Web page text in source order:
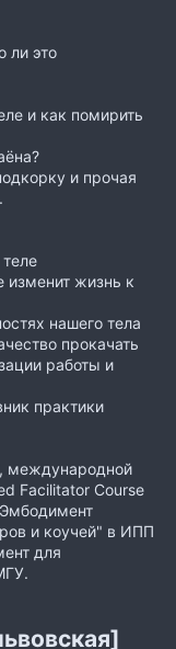
ли это
и как помирить
и прочая
изменит жизнь к
нашего тела
прокачать
работы и
практики
международной
Facilitator Course
и коучей" в ИПП
для